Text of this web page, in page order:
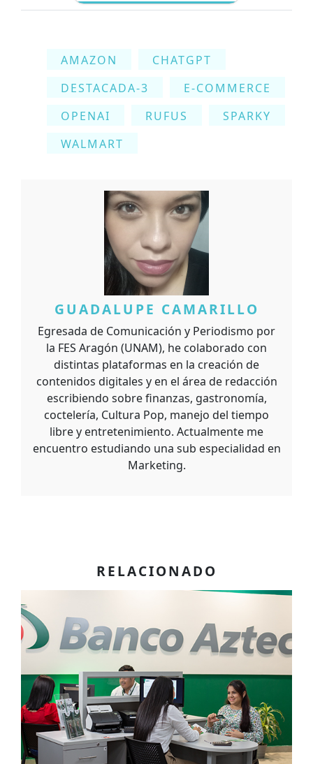
AMAZON
CHATGPT
DESTACADA-3
E-COMMERCE
OPENAI
RUFUS
SPARKY
WALMART
GUADALUPE CAMARILLO
Egresada de Comunicación y Periodismo por
la FES Aragón (UNAM), he colaborado con
distintas plataformas en la creación de
contenidos digitales y en el área de redacción
escribiendo sobre finanzas, gastronomía,
coctelería, Cultura Pop, manejo del tiempo
libre y entretenimiento. Actualmente me
encuentro estudiando una sub especialidad en
Marketing.
RELACIONADO